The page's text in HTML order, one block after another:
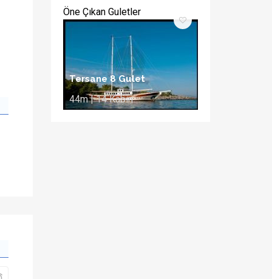
Öne Çıkan Guletler
Tersane 8 Gulet
44m | 14 Kabin